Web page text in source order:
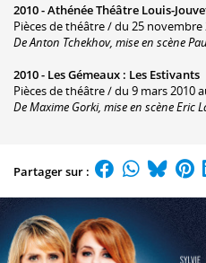
2010 -Athénée Théâtre Louis-
Pièces de théâtre / du 25 novembre
De Anton Tchekhov, mise en scène
2010 - Les Gémeaux : Les Estivants
Pièces de théâtre / du 9 mars 2010
De Maxime Gorki, mise en scène Eric
Partager sur :